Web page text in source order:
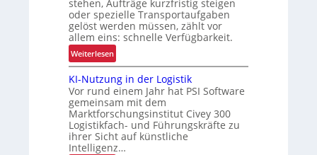
r
ä
z
i
s
i
o
n
i
m
i
c
h
e
r
h
e
i
t
d
u
r
e
E
F
G
-
B
a
u
r
e
i
stehen, Aufträge kurzfristig steigen
oder spezielle Transportaufgaben
gelöst werden müssen, zählt vor
allem eins: schnelle Verfügbarkeit.
Weiterlesen:
M
i
e
t
g
e
s
KI-Nutzung in der Logistik
Vor rund einem Jahr hat PSI Software
gemeinsam mit dem
Marktforschungsinstitut Civey 300
Logistikfach- und Führungskräfte zu
ihrer Sicht auf künstliche
Intelligenz…